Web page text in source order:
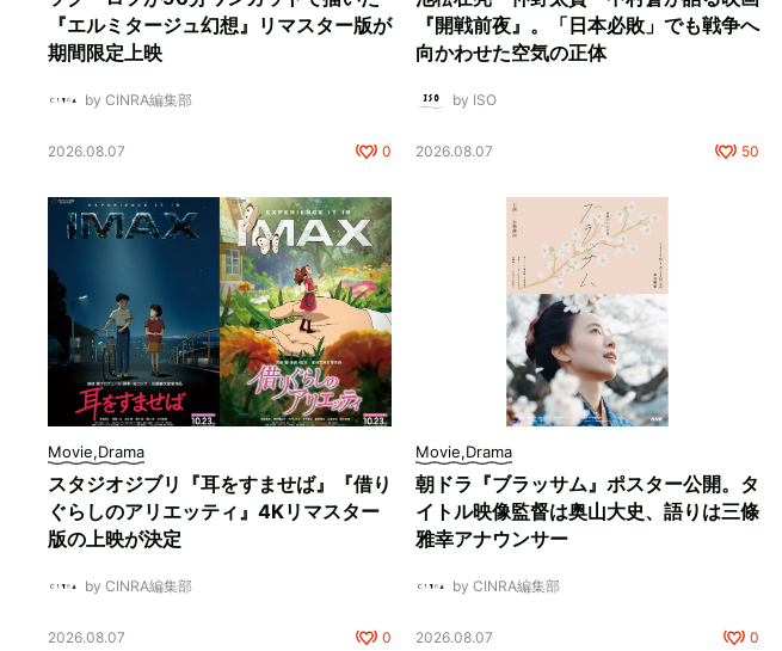
『エルミタージュ幻想』リマスター版が
期間限定上映
by CINRA編集部
2026.08.07 0
『開戦前夜』。「日本必敗」でも戦争へ
向かわせた空気の正体
by ISO
2026.08.07 50
Movie,Drama
スタジオジブリ『耳をすませば』『借り
ぐらしのアリエッティ』4Kリマスター
版の上映が決定
by CINRA編集部
2026.08.07 0
Movie,Drama
朝ドラ『ブラッサム』ポスター公開。タ
イトル映像監督は奥山大史、語りは三條
雅幸アナウンサー
by CINRA編集部
2026.08.07 0